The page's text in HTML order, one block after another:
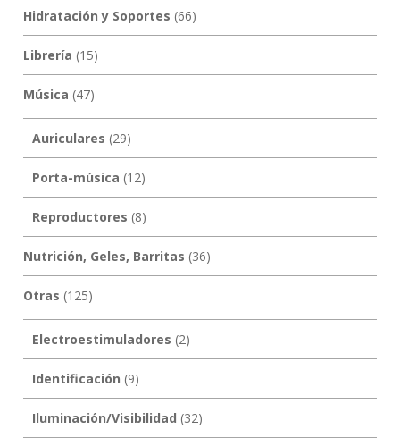
Hidratación y Soportes (66)
Librería (15)
Música (47)
Auriculares (29)
Porta-música (12)
Reproductores (8)
Nutrición, Geles, Barritas (36)
Otras (125)
Electroestimuladores (2)
Identificación (9)
Iluminación/Visibilidad (32)